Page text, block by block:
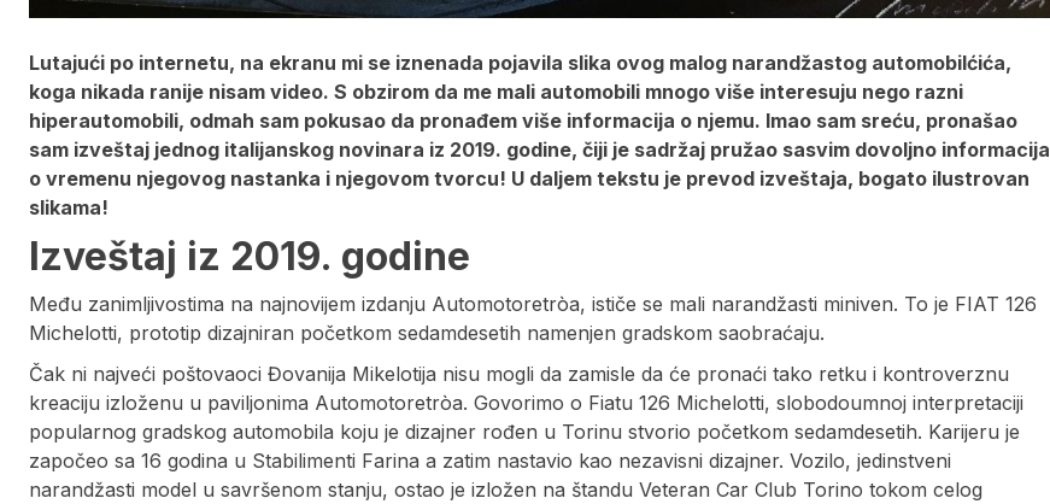
Lutajući po internetu, na ekranu mi se iznenada pojavila slika ovog malog narandžastog automobilćića,
koga nikada ranije nisam video. S obzirom da me mali automobili mnogo više interesuju nego razni
hiperautomobili, odmah sam pokusao da pronađem više informacija o njemu. Imao sam sreću, pronašao
sam izveštaj jednog italijanskog novinara iz 2019. godine, čiji je sadržaj pružao sasvim dovoljno informacija
o vremenu njegovog nastanka i njegovom tvorcu! U daljem tekstu je prevod izveštaja, bogato ilustrovan
slikama!
Izveštaj iz 2019. godine
Među zanimljivostima na najnovijem izdanju Automotoretròa, ističe se mali narandžasti miniven. To je FIAT 126
Michelotti, prototip dizajniran početkom sedamdesetih namenjen gradskom saobraćaju.
Čak ni najveći poštovaoci Đovanija Mikelotija nisu mogli da zamisle da će pronaći tako retku i kontroverznu
kreaciju izloženu u paviljonima Automotoretròa. Govorimo o Fiatu 126 Michelotti, slobodoumnoj interpretaciji
popularnog gradskog automobila koju je dizajner rođen u Torinu stvorio početkom sedamdesetih. Karijeru je
započeo sa 16 godina u Stabilimenti Farina a zatim nastavio kao nezavisni dizajner. Vozilo, jedinstveni
narandžasti model u savršenom stanju, ostao je izložen na štandu Veteran Car Club Torino tokom celog